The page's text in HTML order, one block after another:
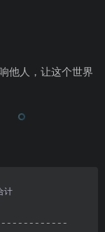
他人，让这个世界